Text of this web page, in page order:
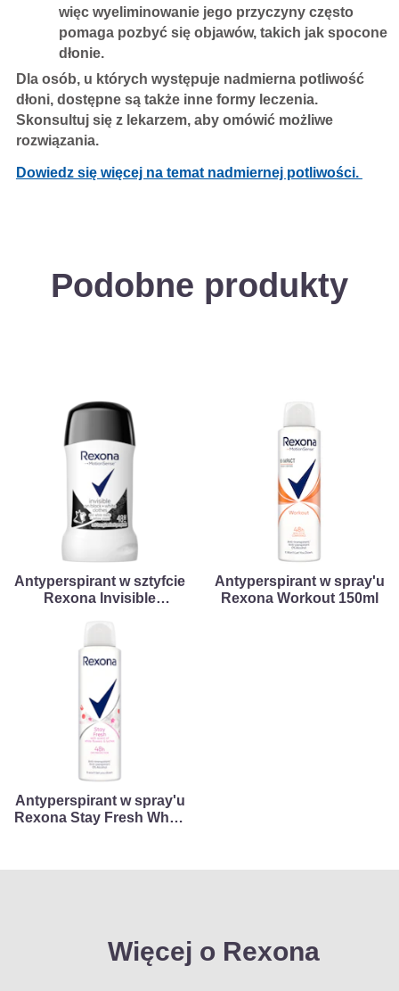
więc wyeliminowanie jego przyczyny często
pomaga pozbyć się objawów, takich jak spocone
dłonie.
Dla osób, u których występuje nadmierna potliwość
dłoni, dostępne są także inne formy leczenia.
Skonsultuj się z lekarzem, aby omówić możliwe
rozwiązania.
Dowiedz się więcej na temat nadmiernej potliwości.
Podobne produkty
Antyperspirant w sztyfcie
Rexona Invisible
Antyperspirant w spray'u
Rexona Workout 150ml
Antyperspirant w spray'u
Rexona Stay Fresh White
Więcej o Rexona